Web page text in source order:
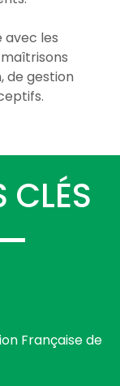
avec les
de gestion
CLÉS
Française de